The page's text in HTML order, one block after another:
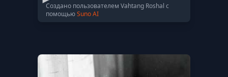
Создано пользователем Vahtang Roshal с
помощьюSuno AI